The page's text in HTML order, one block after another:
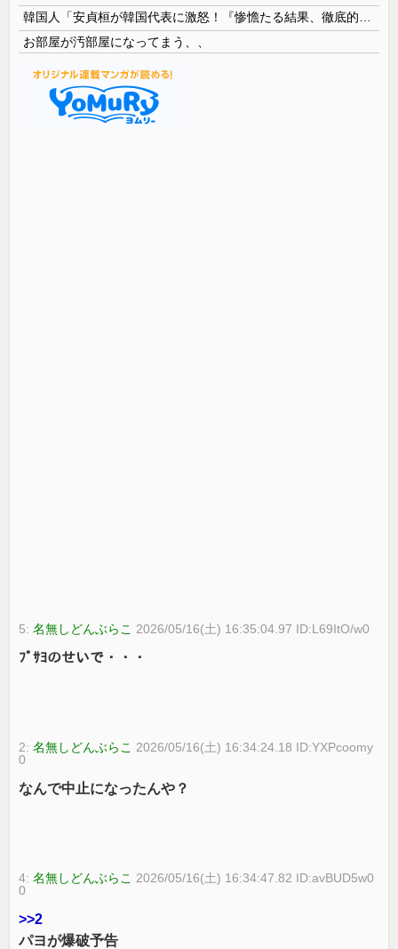
お部屋が汚部屋になってまう、、
5:名無しどんぶらこ 2026/05/16(土) 16:35:04.97 ID:L69ItO/w0
ﾌﾟｻﾖのせいで・・・
2:名無しどんぶらこ 2026/05/16(土) 16:34:24.18 ID:YXPcoomy
0
なんで中止になったんや？
4:名無しどんぶらこ 2026/05/16(土) 16:34:47.82 ID:avBUD5w0
0
>>2
パヨが爆破予告